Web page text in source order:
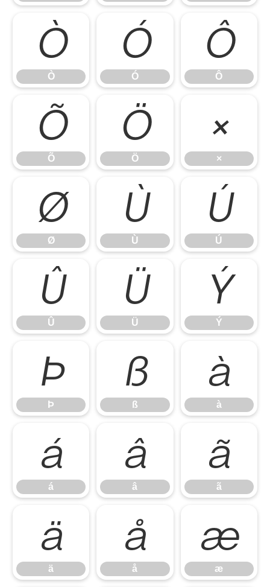
Ò
Ò
Ó
Ó
Ô
Ô
Õ
Õ
Ö
Ö
×
×
Ø
Ø
Ù
Ù
Ú
Ú
Û
Û
Ü
Ü
Ý
Ý
Þ
Þ
ß
ß
à
à
á
á
â
â
ã
ã
ä
ä
å
å
æ
æ